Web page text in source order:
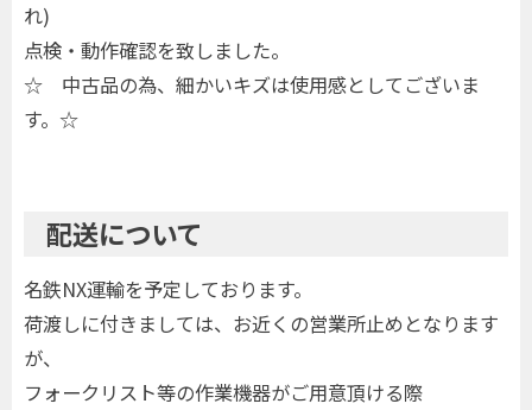
れ)
点検・動作確認を致しました。
☆ 中古品の為、細かいキズは使用感としてございま
す。☆
配送について
名鉄NX運輸を予定しております。
荷渡しに付きましては、お近くの営業所止めとなります
が、
フォークリスト等の作業機器がご用意頂ける際